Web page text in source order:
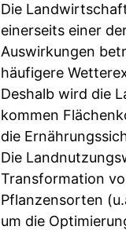
Die
einerseits einer
Auswirkungen
häufigere
Deshalb wird die
kommen
die
Die
Transformation
Pflanzensorten
um die